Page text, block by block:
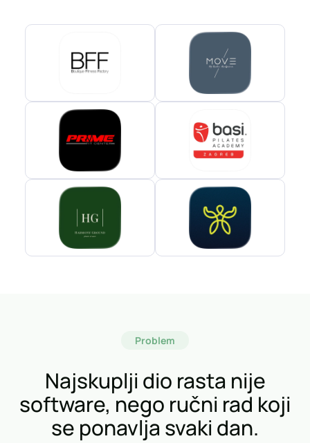
Problem
Najskuplji dio rasta nije
software, nego ručni rad koji
se ponavlja svaki dan.